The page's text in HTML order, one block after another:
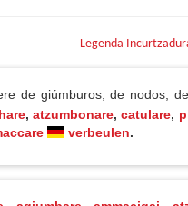
Legenda
de giúmburos, de nodos,
,atzumbonare,catulare,
verbeulen.